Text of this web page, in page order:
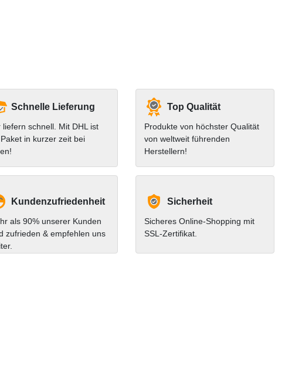
Schnelle Lieferung
liefern schnell. Mit DHL ist
in kurzer zeit bei
Top Qualität
Produkte von höchster Qualität
von weltweit führenden
Herstellern!
Kundenzufriedenheit
als 90% unserer Kunden
zufrieden & empfehlen uns
Sicherheit
Sicheres Online-Shopping mit
SSL-Zertifikat.